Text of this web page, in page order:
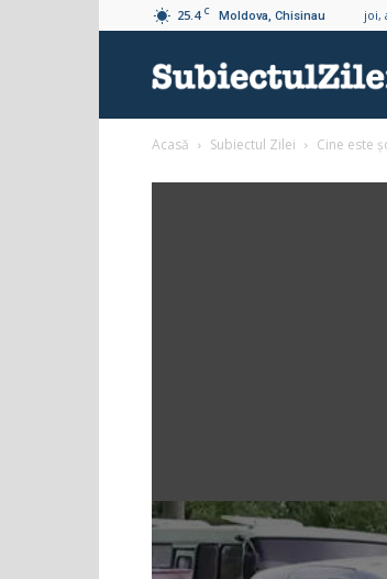
25.4 C Moldova, Chisinau joi,
Acasă Subiectul Zilei Cine este